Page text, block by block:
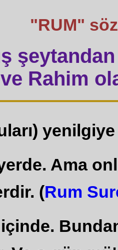
"RUM"
şeytandan
ve Rahim
yenilgiye
Ama
(Rum